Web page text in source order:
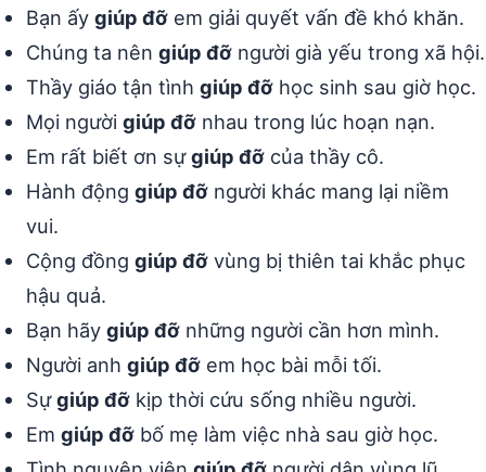
Bạn ấy giúp đỡ em giải quyết vấn đề khó khăn.
Chúng ta nên giúp đỡ người già yếu trong xã hội.
Thầy giáo tận tình giúp đỡ học sinh sau giờ học.
Mọi người giúp đỡ nhau trong lúc hoạn nạn.
Em rất biết ơn sựgiúp đỡ của thầy cô.
Hành động giúp đỡ người khác mang lại niềm
vui.
Cộng đồng giúp đỡ vùng bị thiên tai khắc phục
hậu quả.
Bạn hãy giúp đỡ những người cần hơn mình.
Người anh giúp đỡ em học bài mỗi tối.
Sựgiúp đỡ kịp thời cứu sống nhiều người.
Em giúp đỡ bố mẹ làm việc nhà sau giờ học.